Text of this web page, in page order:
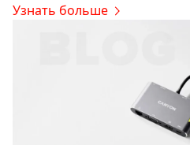
Узнать больше